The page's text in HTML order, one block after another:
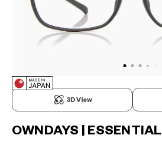
3D View
OWNDAYS | ESSENTIAL